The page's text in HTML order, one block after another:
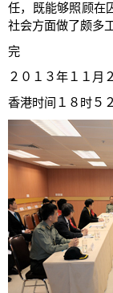
任，既能够照顾在
社会方面做了颇多
完
２０１３年１１月
香港时间１８时５